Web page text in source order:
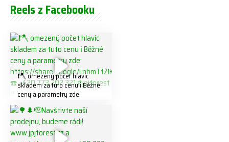
Reels z Facebooku
❗️🪓 omezený počet hlavic
skladem za tuto cenu ℹ️ Běžné
ceny a parametry zde:
K8W5t7i6o ☎️ +420 773 202
321 #jpjforest #forsmw
#firewood #